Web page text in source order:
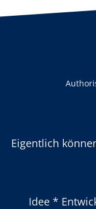
Eigentlich
Idee *